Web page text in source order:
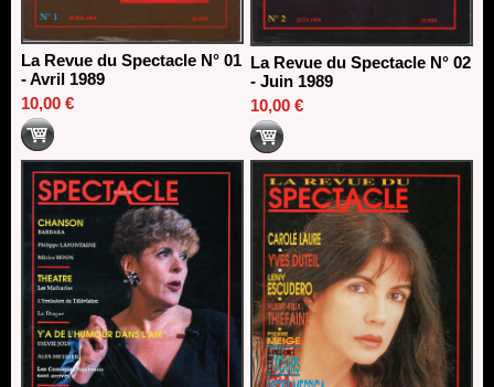
La Revue du Spectacle N° 01
- Avril 1989
10,00 €
La Revue du Spectacle N° 02
- Juin 1989
10,00 €